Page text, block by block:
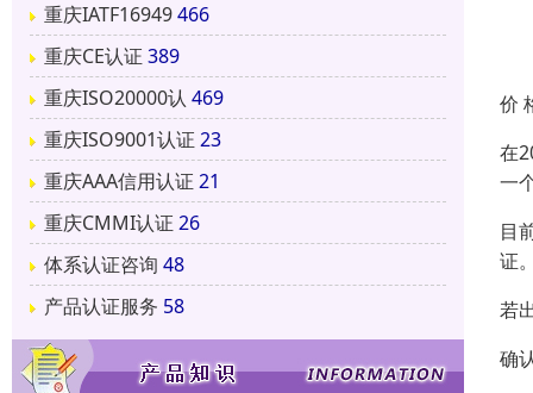
重庆IATF16949466
重庆CE认证 389
重庆ISO20000认 469
重庆ISO9001认证 23
重庆AAA信用认证 21
重庆CMMI认证 26
体系认证咨询 48
产品认证服务 58
价
在
一
目
证
若
确